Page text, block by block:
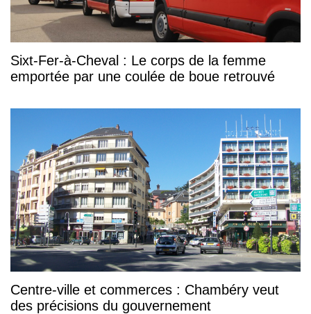
Sixt-Fer-à-Cheval : Le corps de la femme
emportée par une coulée de boue retrouvé
Centre-ville et commerces : Chambéry veut
des précisions du gouvernement